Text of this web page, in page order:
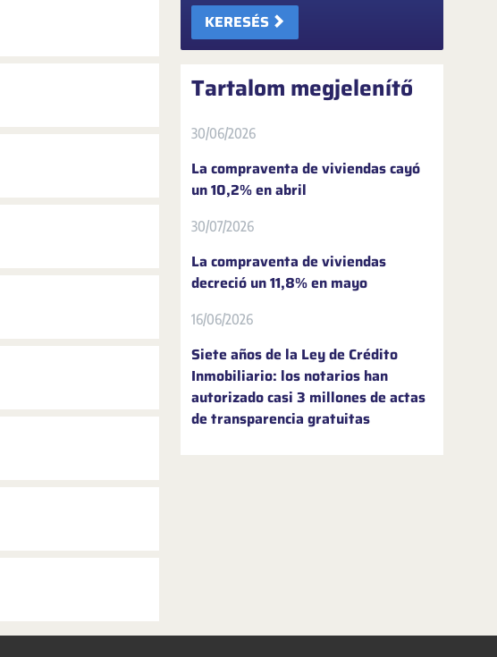
KERESÉS
Tartalom megjelenítő
30/06/2026
La compraventa de viviendas cayó
un 10,2% en abril
30/07/2026
La compraventa de viviendas
decreció un 11,8% en mayo
16/06/2026
Siete años de la Ley de Crédito
Inmobiliario: los notarios han
autorizado casi 3 millones de actas
de transparencia gratuitas